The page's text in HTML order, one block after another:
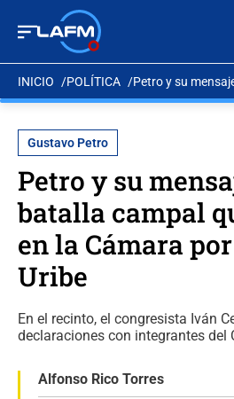
INICIO POLÍTICA Petro y su
Gustavo Petro
Petro y su
batalla campal
en la Cámara
Uribe
En el recinto, el congresista Iván
declaraciones con integrantes del
Alfonso Rico Torres